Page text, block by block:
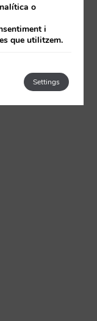
o
i
que utilitzem.
Settings